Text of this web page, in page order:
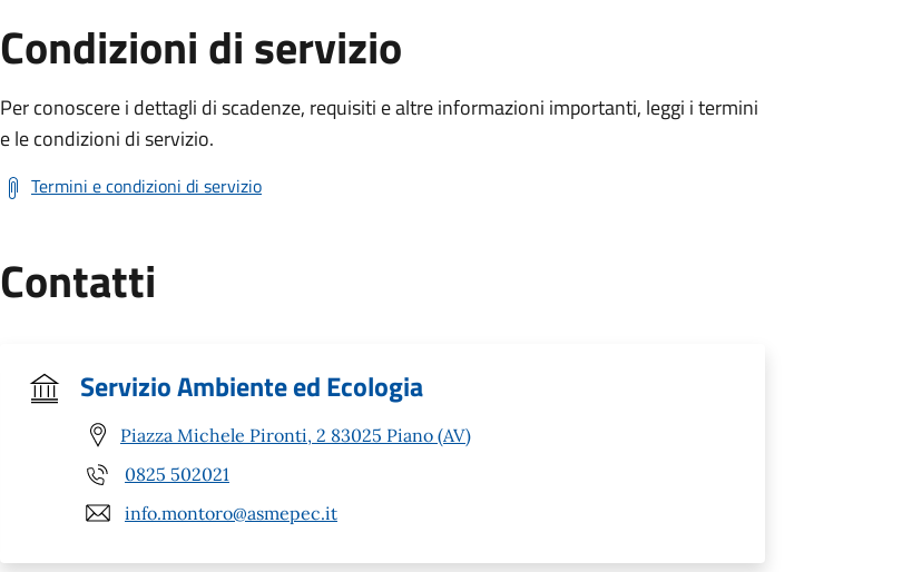
Condizioni di servizio
Per conoscere i dettagli di scadenze, requisiti e altre informazioni importanti, leggi i termini
e le condizioni di servizio.
Termini e condizioni di servizio
Contatti
Servizio Ambiente ed Ecologia
Piazza Michele Pironti, 2 83025 Piano (AV)
0825 502021
info.montoro@asmepec.it